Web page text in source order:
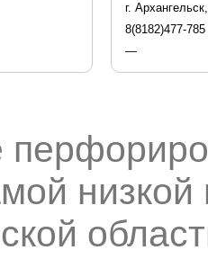
г.
8(8182)477-785
—